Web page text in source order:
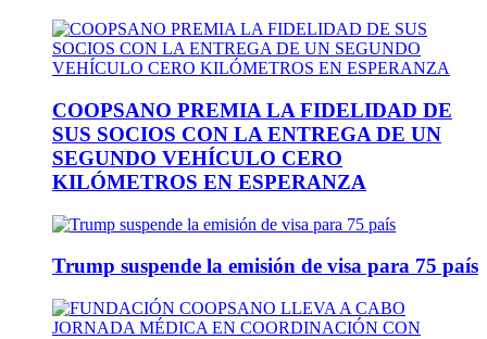
COOPSANO PREMIA LA FIDELIDAD DE
SUS SOCIOS CON LA ENTREGA DE UN
SEGUNDO VEHÍCULO CERO
KILÓMETROS EN ESPERANZA
Trump suspende la emisión de visa para 75 país